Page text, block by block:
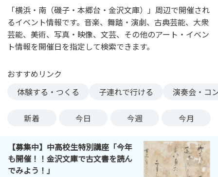
ス
「横浜・南（磯子・本郷台・金沢文庫）」周辺で開催され
るイベント情報です。音楽、舞踏・演劇、古典芸能、大衆
芸能、美術、写真・映像、文芸、その他のアート・イベン
ト情報を開催日を指定して検索できます。
おすすめリンク
体験する・つくる
子連れで行ける 演奏会・コ
新着 今日 今週 今月
【募集中】中高校生特別講座「今年
も開催！！金沢文庫で古文書を読ん
でみよう！」